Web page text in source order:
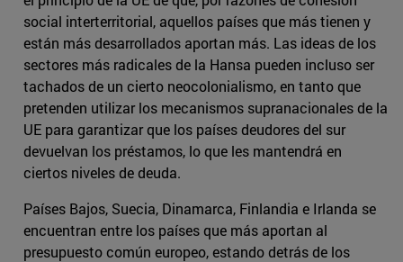
social interterritorial, aquellos países que más tienen y
están más desarrollados aportan más. Las ideas de los
sectores más radicales de la Hansa pueden incluso ser
tachados de un cierto neocolonialismo, en tanto que
pretenden utilizar los mecanismos supranacionales de la
UE para garantizar que los países deudores del sur
devuelvan los préstamos, lo que les mantendrá en
ciertos niveles de deuda.
Países Bajos, Suecia, Dinamarca, Finlandia e Irlanda se
encuentran entre los países que más aportan al
presupuesto común europeo, estando detrás de los